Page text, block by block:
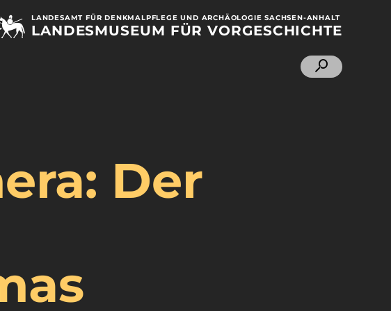
LANDESAMT FÜR DENKMALPFLEGE UND ARCHÄOLOGIE SACHSEN-ANHALT
LANDESMUSEUM FÜR VORGESCHICHTE
Der